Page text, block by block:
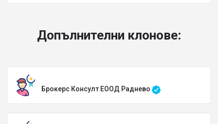
Допълнителни клонове:
Брокерс Консулт ЕООД Раднево